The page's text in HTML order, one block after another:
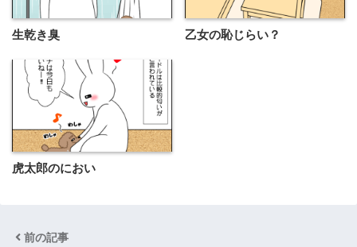
生乾き臭 乙女の恥じらい？
虎太郎のにおい
前の記事